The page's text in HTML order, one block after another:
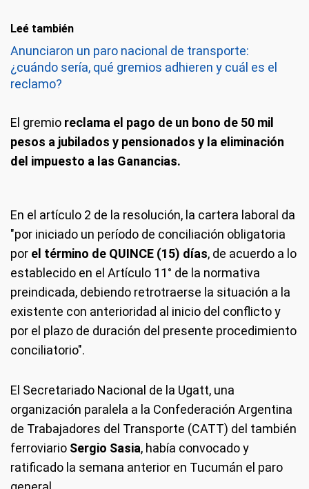
Leé también
Anunciaron un paro nacional de transporte:
¿cuándo sería, qué gremios adhieren y cuál es el
reclamo?
El gremio reclama el pago de un bono de 50 mil
pesos a jubilados y pensionados y la eliminación
del impuesto a las Ganancias.
En el artículo 2 de la resolución, la cartera laboral da
"por iniciado un período de conciliación obligatoria
por el término de QUINCE (15) días, de acuerdo a lo
establecido en el Artículo 11° de la normativa
preindicada, debiendo retrotraerse la situación a la
existente con anterioridad al inicio del conflicto y
por el plazo de duración del presente procedimiento
conciliatorio".
El Secretariado Nacional de la Ugatt, una
organización paralela a la Confederación Argentina
de Trabajadores del Transporte (CATT) del también
ferroviario Sergio Sasia, había convocado y
ratificado la semana anterior en Tucumán el paro